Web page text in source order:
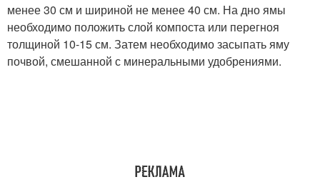
менее 30 см и шириной не менее 40 см. На дно ямы
необходимо положить слой компоста или перегноя
толщиной 10-15 см. Затем необходимо засыпать яму
почвой, смешанной с минеральными удобрениями.